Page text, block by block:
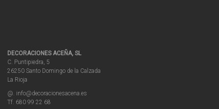
DECORACIONES ACEÑA, SL
C. Puntipiedra, 5
26250 Santo Domingo de la Calzada
La Rioja
@. info@decoracionesacena.es
Tf. 680 99 22 68